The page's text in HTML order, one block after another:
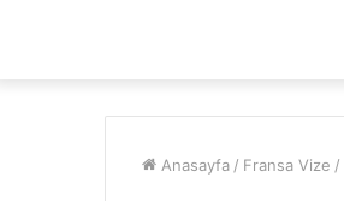
Anasayfa / Fransa Vize /